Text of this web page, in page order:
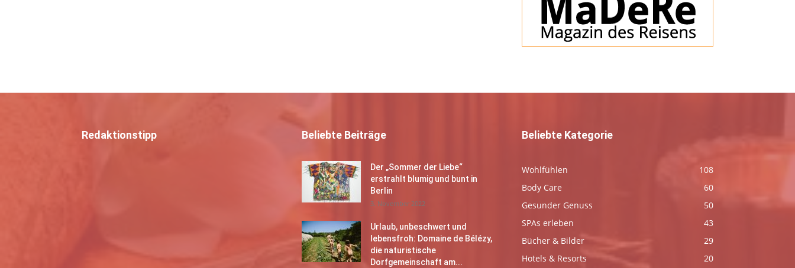
Redaktionstipp Beliebte Beiträge
Der „Sommer der Liebe“
erstrahlt blumig und bunt in
Berlin
3. November 2022
Urlaub, unbeschwert und
lebensfroh: Domaine de Bélézy,
die naturistische
Dorfgemeinschaft am...
Beliebte Kategorie
Wohlfühlen
108
Body Care
60
Gesunder Genuss
50
SPAs erleben
43
Bücher & Bilder
29
Hotels & Resorts
20